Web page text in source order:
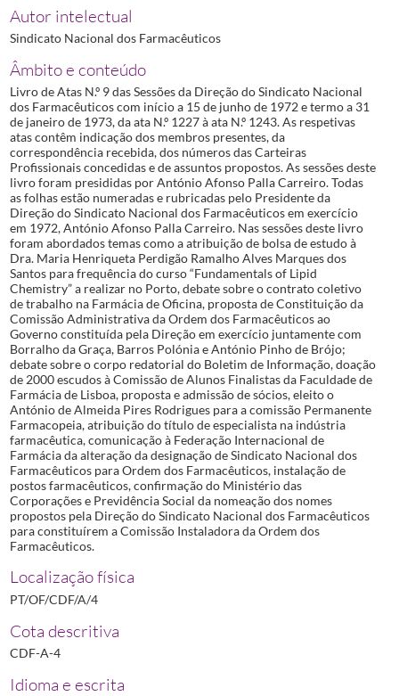
Autor intelectual
Sindicato Nacional dos Farmacêuticos
Âmbito e conteúdo
Livro de Atas N.º 9 das Sessões da Direção do Sindicato Nacional
dos Farmacêuticos com início a 15 de junho de 1972 e termo a 31
de janeiro de 1973, da ata N.º 1227 à ata N.º 1243. As respetivas
atas contêm indicação dos membros presentes, da
correspondência recebida, dos números das Carteiras
Profissionais concedidas e de assuntos propostos. As sessões deste
livro foram presididas por António Afonso Palla Carreiro. Todas
as folhas estão numeradas e rubricadas pelo Presidente da
Direção do Sindicato Nacional dos Farmacêuticos em exercício
em 1972, António Afonso Palla Carreiro. Nas sessões deste livro
foram abordados temas como a atribuição de bolsa de estudo à
Dra. Maria Henriqueta Perdigão Ramalho Alves Marques dos
Santos para frequência do curso “Fundamentals of Lipid
Chemistry” a realizar no Porto, debate sobre o contrato coletivo
de trabalho na Farmácia de Oficina, proposta de Constituição da
Comissão Administrativa da Ordem dos Farmacêuticos ao
Governo constituída pela Direção em exercício juntamente com
Borralho da Graça, Barros Polónia e António Pinho de Brójo;
debate sobre o corpo redatorial do Boletim de Informação, doação
de 2000 escudos à Comissão de Alunos Finalistas da Faculdade de
Farmácia de Lisboa, proposta e admissão de sócios, eleito o
António de Almeida Pires Rodrigues para a comissão Permanente
Farmacopeia, atribuição do título de especialista na indústria
farmacêutica, comunicação à Federação Internacional de
Farmácia da alteração da designação de Sindicato Nacional dos
Farmacêuticos para Ordem dos Farmacêuticos, instalação de
postos farmacêuticos, confirmação do Ministério das
Corporações e Previdência Social da nomeação dos nomes
propostos pela Direção do Sindicato Nacional dos Farmacêuticos
para constituírem a Comissão Instaladora da Ordem dos
Farmacêuticos.
Localização física
PT/OF/CDF/A/4
Cota descritiva
CDF-A-4
Idioma e escrita